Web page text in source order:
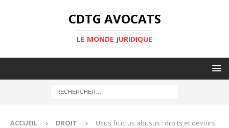
CDTG AVOCATS
LE MONDE JURIDIQUE
ACCUEIL DROIT
Usus fructus abusus : droits et devoirs